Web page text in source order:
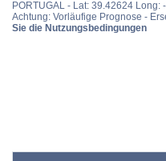
PORTUGAL - Lat: 39.42624 Long:
Achtung: Vorläufige Prognose -
Sie die Nutzungsbedingungen